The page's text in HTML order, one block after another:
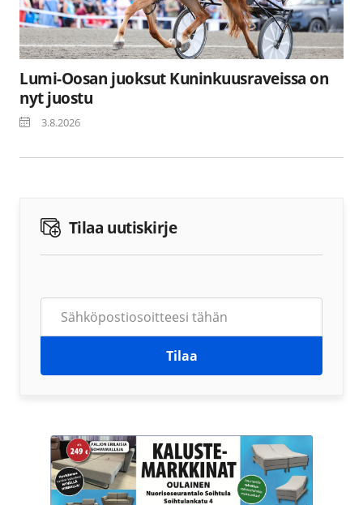
Lumi-Oosan juoksut Kuninkuusraveissa on
nyt juostu
3.8.2026
Tilaa uutiskirje
Tilaa